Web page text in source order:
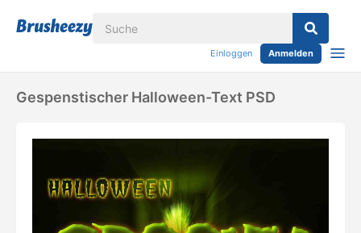
Einloggen Anmelden
Gespenstischer Halloween-Text PSD